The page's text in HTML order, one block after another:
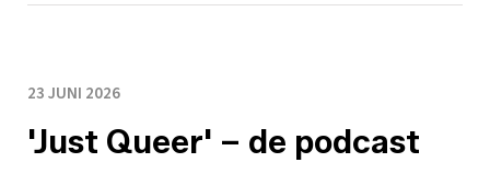
23 JUNI 2026
'Just Queer' – de podcast